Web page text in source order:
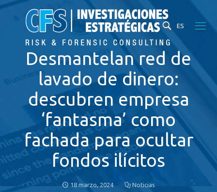
ES
Desmantelan red de
lavado de dinero:
descubren empresa
‘fantasma’ como
fachada para ocultar
fondos ilícitos
18 marzo, 2024 Noticias